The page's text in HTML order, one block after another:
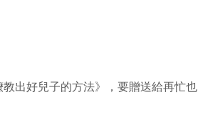
出好兒子的方法》，要贈送給再忙也